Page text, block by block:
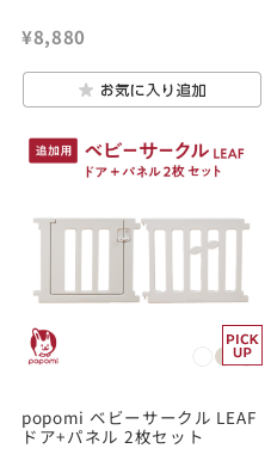
¥8,880
popomi ベビーサークル LEAF
ドア+パネル 2枚セット